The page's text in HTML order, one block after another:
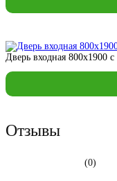
Дверь входная 800х1900
Отзывы
(0)